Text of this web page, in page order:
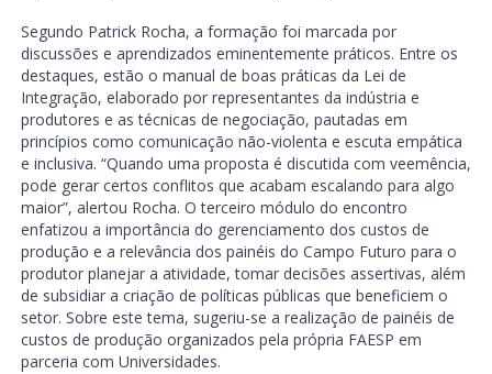
Segundo Patrick Rocha, a formação foi marcada por
discussões e aprendizados eminentemente práticos. Entre os
destaques, estão o manual de boas práticas da Lei de
Integração, elaborado por representantes da indústria e
produtores e as técnicas de negociação, pautadas em
princípios como comunicação não-violenta e escuta empática
e inclusiva. “Quando uma proposta é discutida com veemência,
pode gerar certos conflitos que acabam escalando para algo
maior”, alertou Rocha. O terceiro módulo do encontro
enfatizou a importância do gerenciamento dos custos de
produção e a relevância dos painéis do Campo Futuro para o
produtor planejar a atividade, tomar decisões assertivas, além
de subsidiar a criação de políticas públicas que beneficiem o
setor. Sobre este tema, sugeriu-se a realização de painéis de
custos de produção organizados pela própria FAESP em
parceria com Universidades.